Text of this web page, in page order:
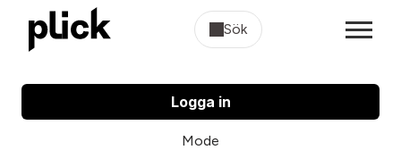
Sök
Logga in
Mode